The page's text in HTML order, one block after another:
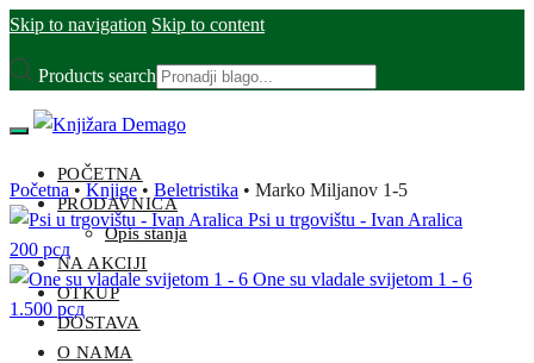
Skip to navigation Skip to content
Products search
POČETNA
PRODAVNICA
Opis stanja
NA AKCIJI
OTKUP
DOSTAVA
O NAMA
Početna • Knjige • Beletristika • Marko Miljanov 1-5
Psi u trgovištu - Ivan Aralica
200 рсд
One su vladale svijetom 1 - 6
1.500 рсд